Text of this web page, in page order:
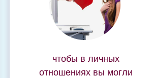
чтобы в личных
отношениях вы могли